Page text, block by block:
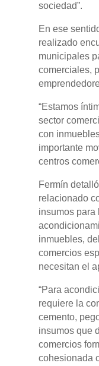
sociedad”.
En ese
realizado
municipales
comerciales,
“Estamos
sector
con
importante
centros
Fermín
relacionado
insumos para
inmuebles,
comercios
necesitan el
“Para
requiere la
cemento,
insumos que
comercios
cohesionada